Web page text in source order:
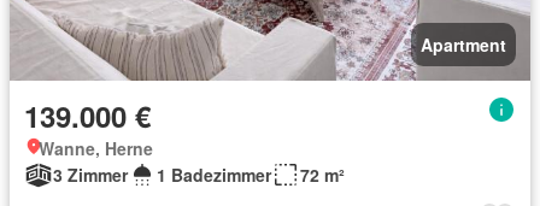
Apartment
139.000 €
Wanne, Herne
3 Zimmer
1 Badezimmer 72 m²